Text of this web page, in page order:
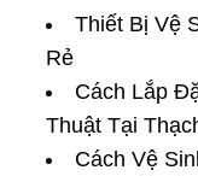
Thiết Bị Vệ
Rẻ
Cách Lắp
Thuật Tại
Cách Vệ